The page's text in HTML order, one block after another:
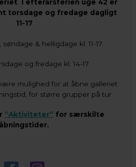
I efterårsferien uge 42 er
torsdage og fredage dagligt
11-17
søndage & helligdage kl. 11-17.
og fredage kl. 14-17.
mulighed for at åbne galleriet
for større grupper på tur.
“Aktiviteter” for særskilte
åbningstider.